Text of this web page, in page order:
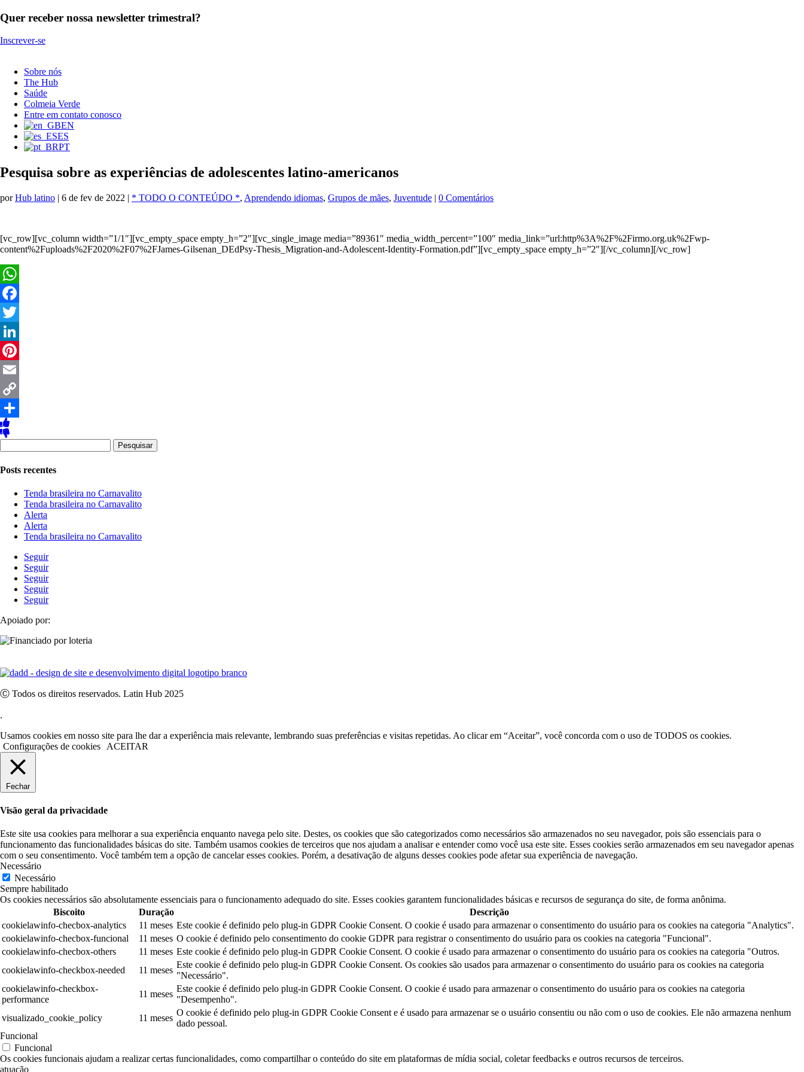
Quer receber nossa newsletter trimestral?
Inscrever-se
Sobre nós
The Hub
Saúde
Colmeia Verde
Entre em contato conosco
EN
ES
PT
Pesquisa sobre as experiências de adolescentes latino-americanos
porHub latino | 6 de fev de 2022 | * TODO O CONTEÚDO *, Aprendendo idiomas, Grupos de mães, Juventude | 0 Comentários
[vc_row][vc_column width=”1/1″][vc_empty_space empty_h=”2″][vc_single_image media=”89361″ media_width_percent=”100″ media_link=”url:http%3A%2F%2Firmo.org.uk%2Fwp-
content%2Fuploads%2F2020%2F07%2FJames-Gilsenan_DEdPsy-Thesis_Migration-and-Adolescent-Identity-Formation.pdf”][vc_empty_space empty_h=”2″][/vc_column][/vc_row]
WhatsApp
Facebook
Twitter
LinkedIn
Pinterest
Email
Copy
Link
Share
por:
Posts recentes
Tenda brasileira no Carnavalito
Tenda brasileira no Carnavalito
Alerta
Alerta
Tenda brasileira no Carnavalito
Seguir
Seguir
Seguir
Seguir
Seguir
Apoiado por:
Ⓒ Todos os direitos reservados. Latin Hub 2025
.
Usamos cookies em nosso site para lhe dar a experiência mais relevante, lembrando suas preferências e visitas repetidas. Ao clicar em “Aceitar”, você concorda com o uso de TODOS os cookies.
Configurações de cookies
ACEITAR
Fechar
Visão geral da privacidade
Este site usa cookies para melhorar a sua experiência enquanto navega pelo site. Destes, os cookies que são categorizados como necessários são armazenados no seu navegador, pois são essenciais para o
funcionamento das funcionalidades básicas do site. Também usamos cookies de terceiros que nos ajudam a analisar e entender como você usa este site. Esses cookies serão armazenados em seu navegador apenas
com o seu consentimento. Você também tem a opção de cancelar esses cookies. Porém, a desativação de alguns desses cookies pode afetar sua experiência de navegação.
Necessário
Necessário
Sempre habilitado
Os cookies necessários são absolutamente essenciais para o funcionamento adequado do site. Esses cookies garantem funcionalidades básicas e recursos de segurança do site, de forma anônima.
Biscoito
Duração
Descrição
cookielawinfo-checbox-analytics
11 meses Este cookie é definido pelo plug-in GDPR Cookie Consent. O cookie é usado para armazenar o consentimento do usuário para os cookies na categoria "Analytics".
cookielawinfo-checbox-funcional
11 meses O cookie é definido pelo consentimento do cookie GDPR para registrar o consentimento do usuário para os cookies na categoria "Funcional".
cookielawinfo-checbox-others
11 meses Este cookie é definido pelo plug-in GDPR Cookie Consent. O cookie é usado para armazenar o consentimento do usuário para os cookies na categoria "Outros.
cookielawinfo-checkbox-needed
11 meses
Este cookie é definido pelo plug-in GDPR Cookie Consent. Os cookies são usados para armazenar o consentimento do usuário para os cookies na categoria
"Necessário".
cookielawinfo-checkbox-
performance
11 meses
Este cookie é definido pelo plug-in GDPR Cookie Consent. O cookie é usado para armazenar o consentimento do usuário para os cookies na categoria
"Desempenho".
visualizado_cookie_policy
11 meses
O cookie é definido pelo plug-in GDPR Cookie Consent e é usado para armazenar se o usuário consentiu ou não com o uso de cookies. Ele não armazena nenhum
dado pessoal.
Funcional
Funcional
Os cookies funcionais ajudam a realizar certas funcionalidades, como compartilhar o conteúdo do site em plataformas de mídia social, coletar feedbacks e outros recursos de terceiros.
atuação